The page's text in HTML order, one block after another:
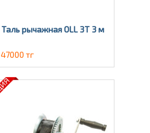
Таль рычажная OLL 3T 3 м
47000 тг